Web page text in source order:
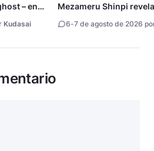
– end
Kudasai
Mezameru Shinpi
6-7 de agosto de 2026